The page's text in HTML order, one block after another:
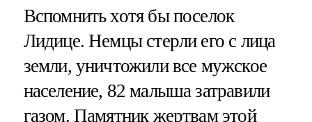
Вспомнить хотя бы поселок
Лидице. Немцы стерли его с лица
земли, уничтожили все мужское
население, 82 малыша затравили
газом. Памятник жертвам этой